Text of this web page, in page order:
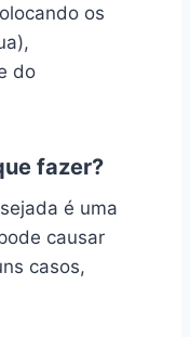
os
do
fazer?
é uma
causar
casos,